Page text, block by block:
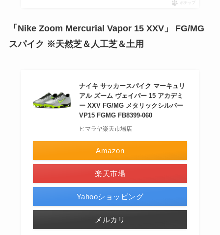
ポチップ
「Nike Zoom Mercurial Vapor 15 XXV」 FG/MG
スパイク ※天然芝＆人工芝＆土用
ナイキ サッカースパイク マーキュリ
アル ズーム ヴェイパー 15 アカデミ
ー XXV FG/MG メタリックシルバー
VP15 FGMG FB8399-060
ヒマラヤ楽天市場店
Amazon
楽天市場
Yahooショッピング
メルカリ